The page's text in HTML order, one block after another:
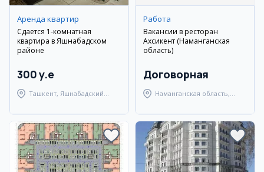
Аренда квартир
Сдается 1-комнатная
квартира в Яшнабадском
районе
300 y.e
Ташкент, Яшнабадский
Работа
Вакансии в ресторан
Ахсикент (Наманганская
область)
Договорная
Наманганская область,